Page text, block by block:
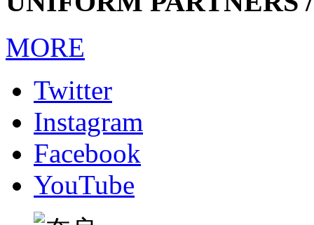
MORE
Twitter
Instagram
Facebook
YouTube